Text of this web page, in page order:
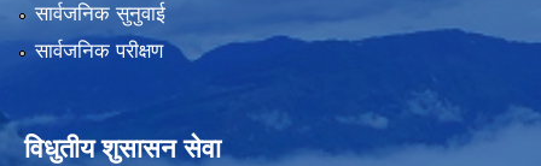
सार्वजनिक सुनुवाई
सार्वजनिक परीक्षण
विधुतीय शुसासन सेवा